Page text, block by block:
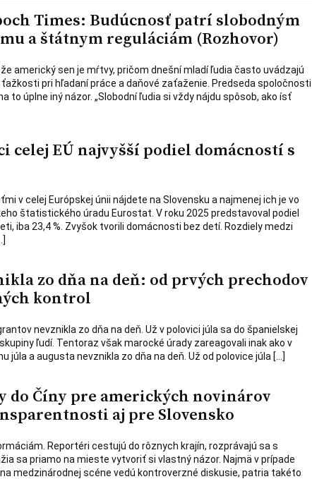
Times: Budúcnosť patrí slobodným
a štátnym reguláciám (Rozhovor)
americký sen je mŕtvy, pričom dnešní mladí ľudia často uvádzajú
pri hľadaní práce a daňové zaťaženie. Predseda spoločnosti
to úplne iný názor. „Slobodní ľudia si vždy nájdu spôsob, ako ísť
celej EÚ najvyšší podiel domácností s
v celej Európskej únii nájdete na Slovensku a najmenej ich je vo
štatistického úradu Eurostat. V roku 2025 predstavoval podiel
iba 23,4 %. Zvyšok tvorili domácnosti bez detí. Rozdiely medzi
zo dňa na deň: od prvých prechodov
kontrol
nevznikla zo dňa na deň. Už v polovici júla sa do španielskej
ľudí. Tentoraz však marocké úrady zareagovali inak ako v
júla a augusta nevznikla zo dňa na deň. Už od polovice júla […]
do Číny pre amerických novinárov
aj pre Slovensko
Reportéri cestujú do rôznych krajín, rozprávajú sa s
sa priamo na mieste vytvoriť si vlastný názor. Najmä v prípade
medzinárodnej scéne vedú kontroverzné diskusie, patria takéto